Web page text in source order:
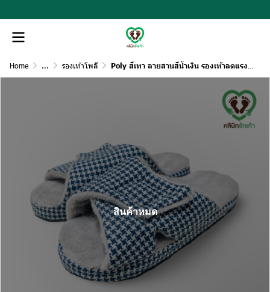
Home ... รองเท้าโพลี Poly สีเทา ลายสานสีน้ำเงิน รองเท้าลดแรงกระแทก รุ่นปรับหน้ากว้างได้(copy)(copy)(copy)
สินค้าหมด